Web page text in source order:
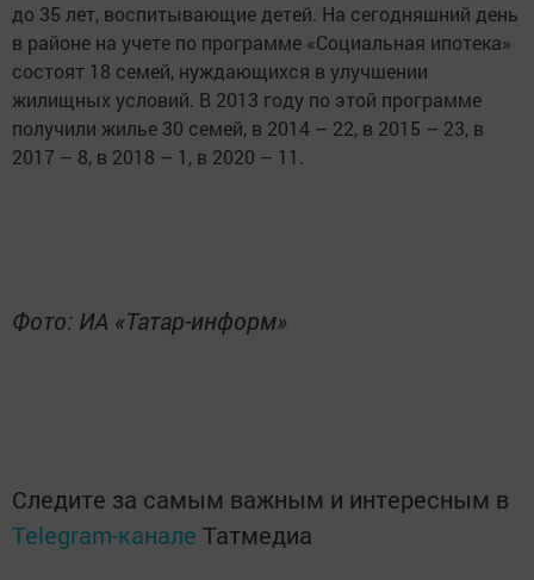
до 35 лет, воспитывающие детей. На сегодняшний день
в районе на учете по программе «Социальная ипотека»
состоят 18 семей, нуждающихся в улучшении
жилищных условий. В 2013 году по этой программе
получили жилье 30 семей, в 2014 – 22, в 2015 – 23, в
2017 – 8, в 2018 – 1, в 2020 – 11.
Фото: ИА «Татар-информ»
Следите за самым важным и интересным в
Telegram-канале Татмедиа